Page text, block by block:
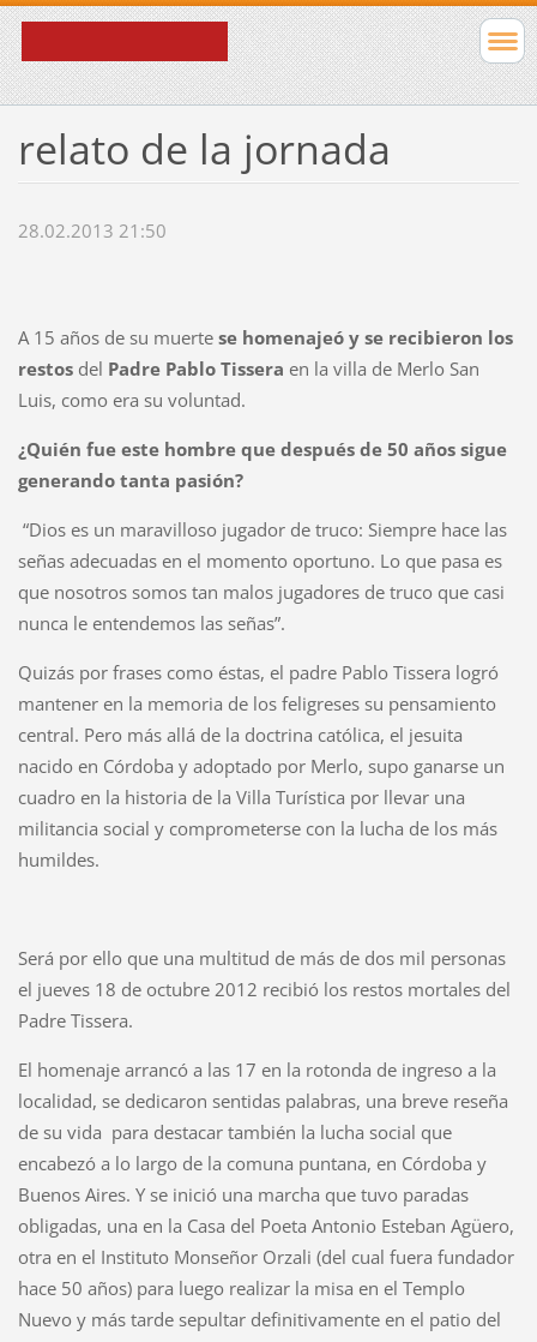
relato de la jornada
28.02.2013 21:50
A 15 años de su muerte se homenajeó y se recibieron los
restosdel Padre Pablo Tissera en la villa de Merlo San
Luis, como era su voluntad.
¿Quién fue este hombre que después de 50 años sigue
generando tanta pasión?
“Dios es un maravilloso jugador de truco: Siempre hace las
señas adecuadas en el momento oportuno. Lo que pasa es
que nosotros somos tan malos jugadores de truco que casi
nunca le entendemos las señas”.
Quizás por frases como éstas, el padre Pablo Tissera logró
mantener en la memoria de los feligreses su pensamiento
central. Pero más allá de la doctrina católica, el jesuita
nacido en Córdoba y adoptado por Merlo, supo ganarse un
cuadro en la historia de la Villa Turística por llevar una
militancia social y comprometerse con la lucha de los más
humildes.
Será por ello que una multitud de más de dos mil personas
el jueves 18 de octubre 2012 recibió los restos mortales del
Padre Tissera.
El homenaje arrancó a las 17 en la rotonda de ingreso a la
localidad, se dedicaron sentidas palabras, una breve reseña
de su vida para destacar también la lucha social que
encabezó a lo largo de la comuna puntana, en Córdoba y
Buenos Aires. Y se inició una marcha que tuvo paradas
obligadas, una en la Casa del Poeta Antonio Esteban Agüero,
otra en el Instituto Monseñor Orzali (del cual fuera fundador
hace 50 años) para luego realizar la misa en el Templo
Nuevo y más tarde sepultar definitivamente en el patio del